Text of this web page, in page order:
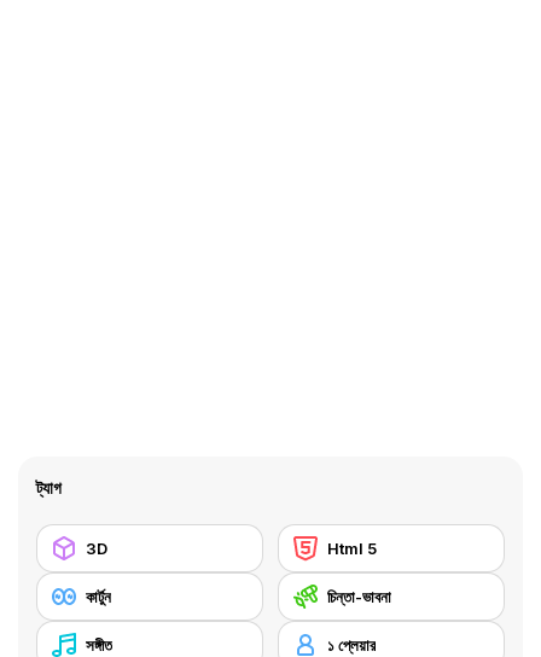
ট্যাগ
3D Html 5
কার্টুন চিন্তা-ভাবনা
সঙ্গীত ১ প্লেয়ার